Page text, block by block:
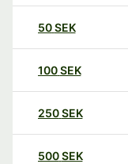
50SEK
100SEK
250SEK
500SEK